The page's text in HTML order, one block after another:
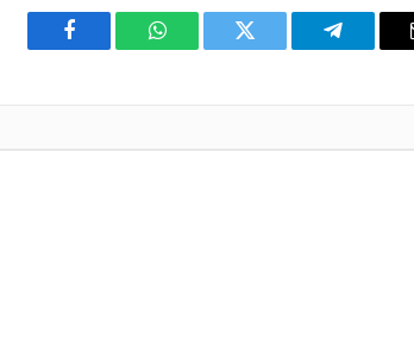
Facebook WhatsAppTwitter Telegram